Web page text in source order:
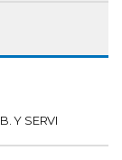
Y SERVI